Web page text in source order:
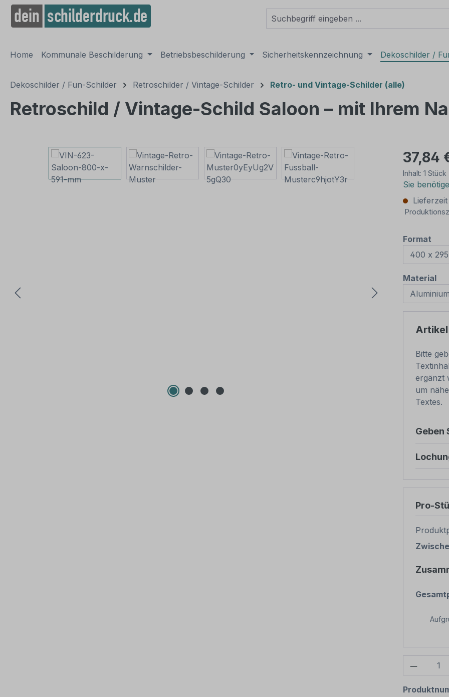
Zur Hauptnavigation springen
Home Kommunale Beschilderung Betriebsbeschilderung Sicherheitskennzeichnung Dekoschilder /
Dekoschilder / Fun-Schilder Retroschilder / Vintage-Schilder Retro- und Vintage-Schilder (alle)
Retroschild / Vintage-Schild Saloon – mit Ihrem
Bildergalerie überspringen 37,84
Inhalt: 1 Stück
Sie
Format
Material
Bitte
ergänzt
um
Textes.
Geben
Pro-